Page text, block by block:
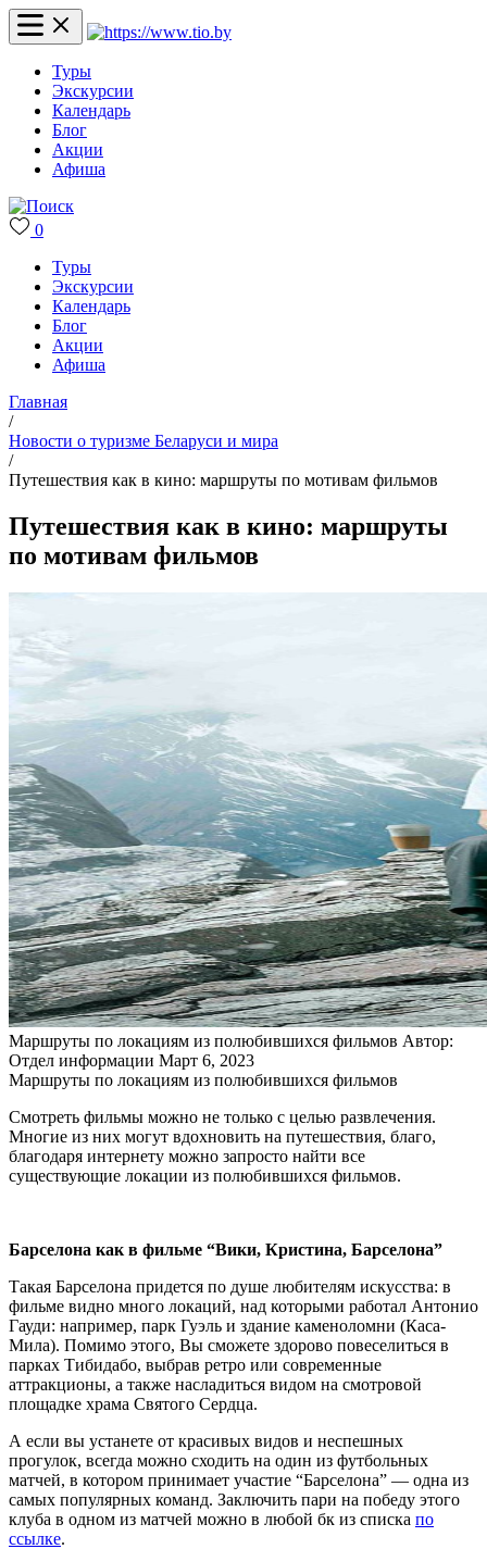
Туры
Экскурсии
Календарь
Блог
Акции
Афиша
0
Туры
Экскурсии
Календарь
Блог
Акции
Афиша
Главная
/
Новости о туризме Беларуси и мира
/
Путешествия как в кино: маршруты по мотивам фильмов
Путешествия как в кино: маршруты
по мотивам фильмов
Маршруты по локациям из полюбившихся фильмов Автор:
Отдел информации Март 6, 2023
Маршруты по локациям из полюбившихся фильмов
Смотреть фильмы можно не только с целью развлечения.
Многие из них могут вдохновить на путешествия, благо,
благодаря интернету можно запросто найти все
существующие локации из полюбившихся фильмов.
Барселона как в фильме “Вики, Кристина, Барселона”
Такая Барселона придется по душе любителям искусства: в
фильме видно много локаций, над которыми работал Антонио
Гауди: например, парк Гуэль и здание каменоломни (Каса-
Мила). Помимо этого, Вы сможете здорово повеселиться в
парках Тибидабо, выбрав ретро или современные
аттракционы, а также насладиться видом на смотровой
площадке храма Святого Сердца.
А если вы устанете от красивых видов и неспешных
прогулок, всегда можно сходить на один из футбольных
матчей, в котором принимает участие “Барселона” — одна из
самых популярных команд. Заключить пари на победу этого
клуба в одном из матчей можно в любой бк из списка по
ссылке.